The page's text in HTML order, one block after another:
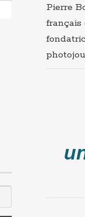
Pierre
français